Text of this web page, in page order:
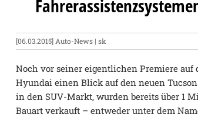
[06.03.2015] Auto-News | sk
Noch vor seiner eigentlichen Premiere auf
Hyundai einen Blick auf den neuen
in den SUV-Markt, wurden bereits über 1
Bauart verkauft – entweder unter dem